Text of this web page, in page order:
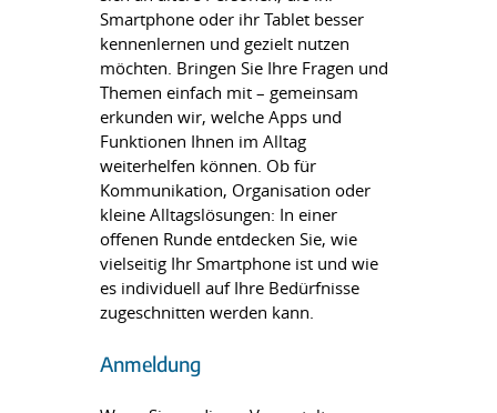
Smartphone oder ihr Tablet besser
kennenlernen und gezielt nutzen
möchten. Bringen Sie Ihre Fragen und
Themen einfach mit – gemeinsam
erkunden wir, welche Apps und
Funktionen Ihnen im Alltag
weiterhelfen können. Ob für
Kommunikation, Organisation oder
kleine Alltagslösungen: In einer
offenen Runde entdecken Sie, wie
vielseitig Ihr Smartphone ist und wie
es individuell auf Ihre Bedürfnisse
zugeschnitten werden kann.
Anmeldung